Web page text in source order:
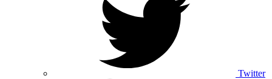
Twitter